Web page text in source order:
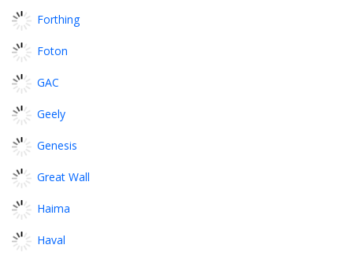
Forthing
Foton
GAC
Geely
Genesis
Great Wall
Haima
Haval